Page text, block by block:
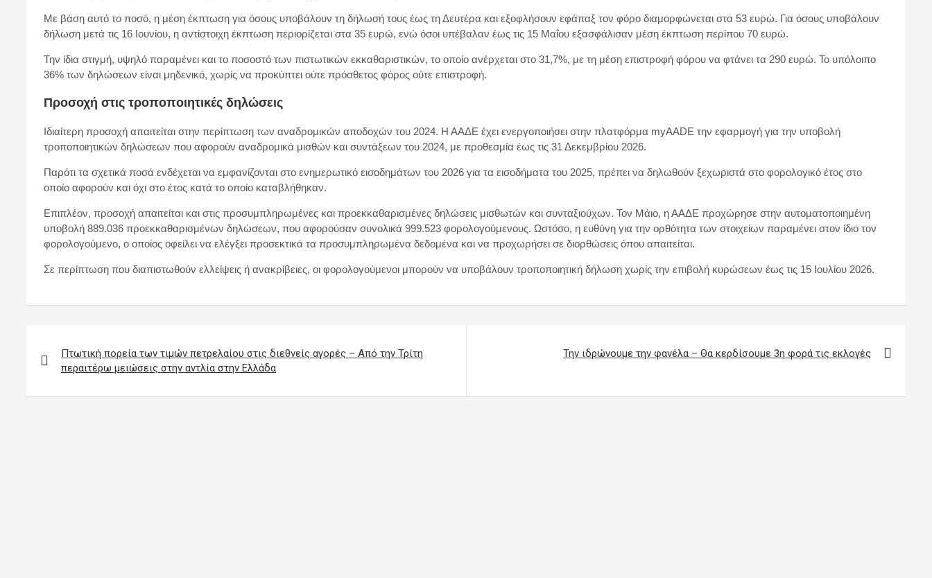
Με βάση αυτό το ποσό, η μέση έκπτωση για όσους υποβάλουν τη δήλωσή τους έως τη Δευτέρα και εξοφλήσουν εφάπαξ τον φόρο διαμορφώνεται στα 53 ευρώ. Για όσους υποβάλουν
δήλωση μετά τις 16 Ιουνίου, η αντίστοιχη έκπτωση περιορίζεται στα 35 ευρώ, ενώ όσοι υπέβαλαν έως τις 15 Μαΐου εξασφάλισαν μέση έκπτωση περίπου 70 ευρώ.
Την ίδια στιγμή, υψηλό παραμένει και το ποσοστό των πιστωτικών εκκαθαριστικών, το οποίο ανέρχεται στο 31,7%, με τη μέση επιστροφή φόρου να φτάνει τα 290 ευρώ. Το υπόλοιπο
36% των δηλώσεων είναι μηδενικό, χωρίς να προκύπτει ούτε πρόσθετος φόρος ούτε επιστροφή.
Προσοχή στις τροποποιητικές δηλώσεις
Ιδιαίτερη προσοχή απαιτείται στην περίπτωση των αναδρομικών αποδοχών του 2024. Η ΑΑΔΕ έχει ενεργοποιήσει στην πλατφόρμα myAADE την εφαρμογή για την υποβολή
τροποποιητικών δηλώσεων που αφορούν αναδρομικά μισθών και συντάξεων του 2024, με προθεσμία έως τις 31 Δεκεμβρίου 2026.
Παρότι τα σχετικά ποσά ενδέχεται να εμφανίζονται στο ενημερωτικό εισοδημάτων του 2026 για τα εισοδήματα του 2025, πρέπει να δηλωθούν ξεχωριστά στο φορολογικό έτος στο
οποίο αφορούν και όχι στο έτος κατά το οποίο καταβλήθηκαν.
Επιπλέον, προσοχή απαιτείται και στις προσυμπληρωμένες και προεκκαθαρισμένες δηλώσεις μισθωτών και συνταξιούχων. Τον Μάιο, η ΑΑΔΕ προχώρησε στην αυτοματοποιημένη
υποβολή 889.036 προεκκαθαρισμένων δηλώσεων, που αφορούσαν συνολικά 999.523 φορολογούμενους. Ωστόσο, η ευθύνη για την ορθότητα των στοιχείων παραμένει στον ίδιο τον
φορολογούμενο, ο οποίος οφείλει να ελέγξει προσεκτικά τα προσυμπληρωμένα δεδομένα και να προχωρήσει σε διορθώσεις όπου απαιτείται.
Σε περίπτωση που διαπιστωθούν ελλείψεις ή ανακρίβειες, οι φορολογούμενοι μπορούν να υποβάλουν τροποποιητική δήλωση χωρίς την επιβολή κυρώσεων έως τις 15 Ιουλίου 2026.
άρθρωνΠτωτική πορεία των τιμών πετρελαίου στις διεθνείς αγορές – Από την Τρίτη
περαιτέρω μειώσεις στην αντλία στην Ελλάδα
Την ιδρώνουμε την φανέλα – Θα κερδίσουμε 3η φορά τις εκλογές